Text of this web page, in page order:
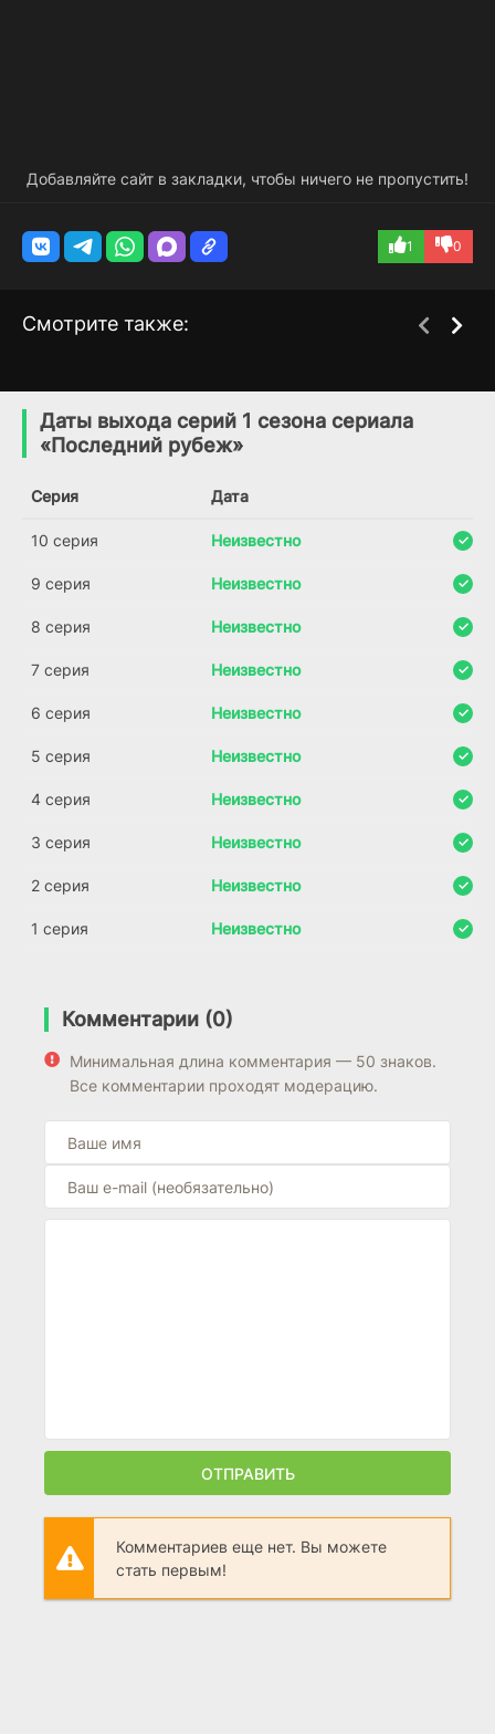
Добавляйте сайт в закладки, чтобы ничего не пропустить!
1 0
Смотрите также:
Даты выхода серий 1 сезона сериала
«Последний рубеж»
Серия Дата
10 серия Неизвестно
9 серия Неизвестно
8 серия Неизвестно
7 серия Неизвестно
6 серия Неизвестно
5 серия Неизвестно
4 серия Неизвестно
3 серия Неизвестно
2 серия Неизвестно
1 серия Неизвестно
Комментарии (0)
Минимальная длина комментария — 50 знаков.
Все комментарии проходят модерацию.
ОТПРАВИТЬ
Комментариев еще нет. Вы можете
стать первым!